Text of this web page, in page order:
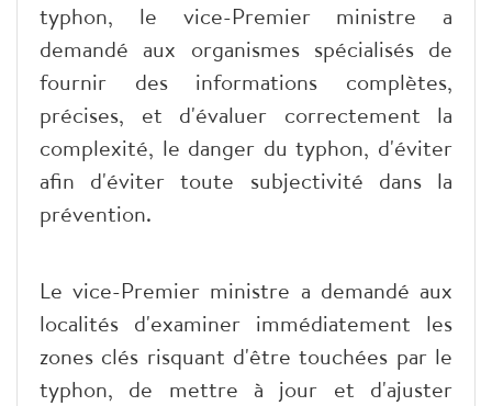
typhon, le vice-Premier ministre a
demandé aux organismes spécialisés de
fournir des informations complètes,
précises, et d'évaluer correctement la
complexité, le danger du typhon, d'éviter
afin d'éviter toute subjectivité dans la
prévention.
Le vice-Premier ministre a demandé aux
localités d'examiner immédiatement les
zones clés risquant d'être touchées par le
typhon, de mettre à jour et d'ajuster